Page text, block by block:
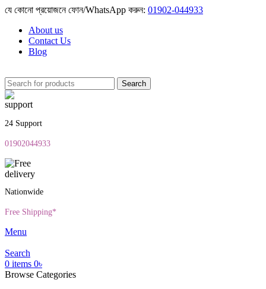
যে কোনো প্রয়োজনে ফোন/WhatsApp করুন: 01902-044933
About us
Contact Us
Blog
Search
24 Support
01902044933
Nationwide
Free Shipping*
Menu
Search
0 items 0৳
Browse Categories